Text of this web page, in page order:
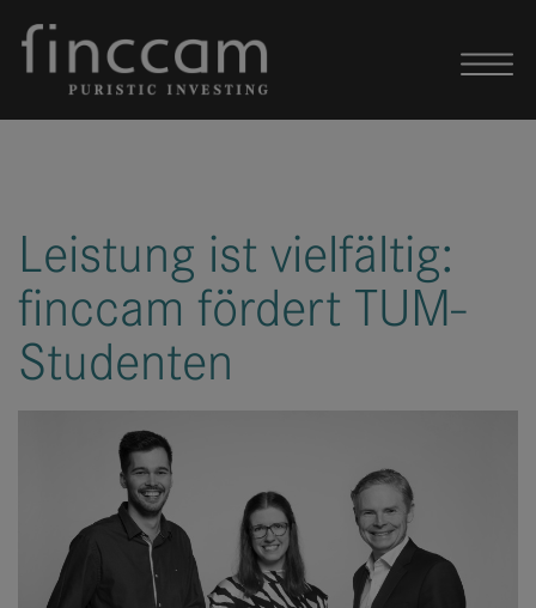
Leistung ist vielfältig:
finccam fördert TUM-
Studenten